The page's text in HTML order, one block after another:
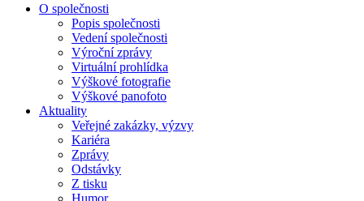
O společnosti
Popis společnosti
Vedení společnosti
Výroční zprávy
Virtuální prohlídka
Výškové fotografie
Výškové panofoto
Aktuality
Veřejné zakázky, výzvy
Kariéra
Zprávy
Odstávky
Z tisku
Humor